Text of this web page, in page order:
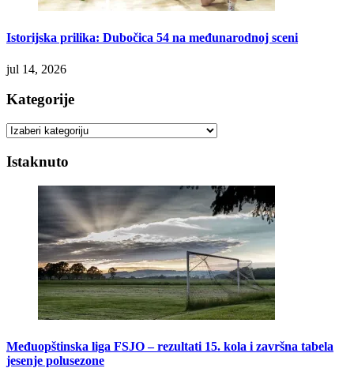
Istorijska prilika: Dubočica 54 na međunarodnoj sceni
jul 14, 2026
Kategorije
Kategorije
Istaknuto
Međuopštinska liga FSJO – rezultati 15. kola i završna tabela
jesenje polusezone